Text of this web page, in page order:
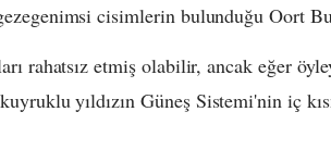
cisimlerin bulunduğu Oort
rahatsız etmiş olabilir, ancak eğer
yıldızın Güneş Sistemi'nin iç